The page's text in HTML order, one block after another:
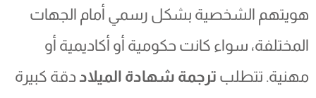
هويتهم الشخصية بشكل رسمي أمام الجهات
المختلفة، سواء كانت حكومية أو أكاديمية أو
مهنية. تتطلبترجمة شهادة الميلاددقة كبيرة